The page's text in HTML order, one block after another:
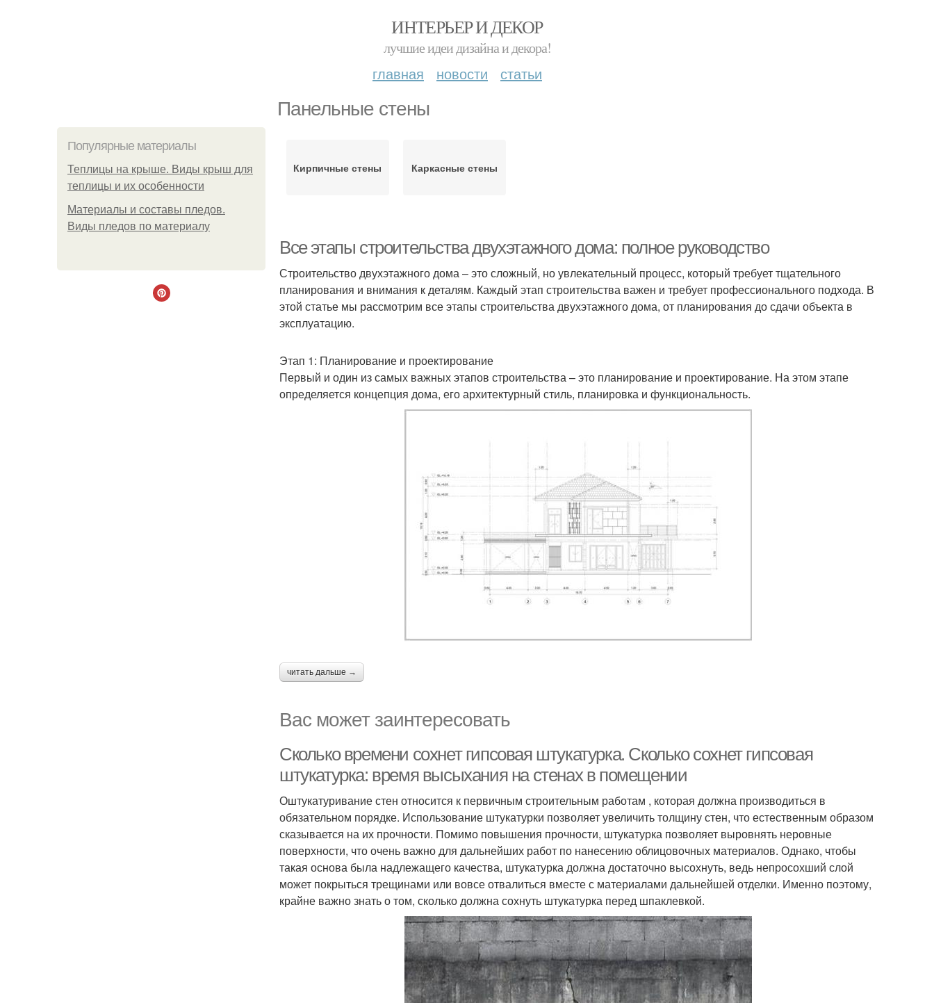
ИНТЕРЬЕР И ДЕКОР
лучшие идеи дизайна и декора!
главная новости статьи
Панельные стены
Популярные материалы
Теплицы на крыше. Виды крыш для
теплицы и их особенности
Материалы и составы пледов.
Виды пледов по материалу
Кирпичные стены Каркасные стены
Все этапы строительства двухэтажного дома: полное руководство
Строительство двухэтажного дома – это сложный, но увлекательный процесс, который требует тщательного
планирования и внимания к деталям. Каждый этап строительства важен и требует профессионального подхода. В
этой статье мы рассмотрим все этапы строительства двухэтажного дома, от планирования до сдачи объекта в
эксплуатацию.
Этап 1: Планирование и проектирование
Первый и один из самых важных этапов строительства – это планирование и проектирование. На этом этапе
определяется концепция дома, его архитектурный стиль, планировка и функциональность.
читать дальше →
Вас может заинтересовать
Сколько времени сохнет гипсовая штукатурка. Сколько сохнет гипсовая
штукатурка: время высыхания на стенах в помещении
Оштукатуривание стен относится к первичным строительным работам , которая должна производиться в
обязательном порядке. Использование штукатурки позволяет увеличить толщину стен, что естественным образом
сказывается на их прочности. Помимо повышения прочности, штукатурка позволяет выровнять неровные
поверхности, что очень важно для дальнейших работ по нанесению облицовочных материалов. Однако, чтобы
такая основа была надлежащего качества, штукатурка должна достаточно высохнуть, ведь непросохший слой
может покрыться трещинами или вовсе отвалиться вместе с материалами дальнейшей отделки. Именно поэтому,
крайне важно знать о том, сколько должна сохнуть штукатурка перед шпаклевкой.